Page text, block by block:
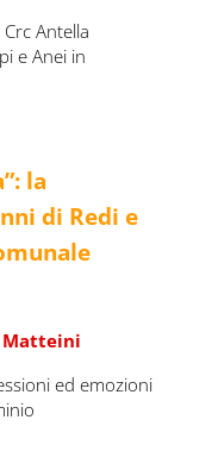
Antella
e Anei in
la
di Redi e
Matteini
ed emozioni